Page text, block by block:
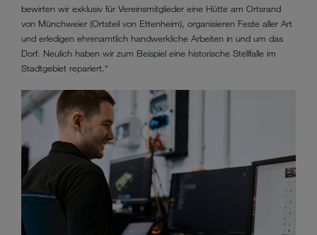
bewirten wir exklusiv für Vereinsmitglieder eine Hütte am Ortsrand
von Münchweier (Ortsteil von Ettenheim), organisieren Feste aller Art
und erledigen ehrenamtlich handwerkliche Arbeiten in und um das
Dorf. Neulich haben wir zum Beispiel eine historische Stellfalle im
Stadtgebiet repariert.“